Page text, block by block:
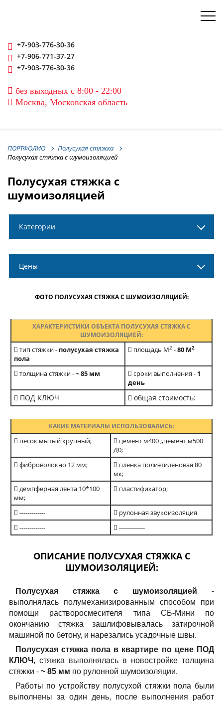
+7-903-776-30-36
+7-906-771-37-27
+7-903-776-30-36
без выходных с 8:00 - 22:00
Москва, Московская область
ПОРТФОЛИО
Полусухая стяжка
Полусухая стяжка с шумоизоляцией
Полусухая стяжка с
шумоизоляцией
Категории
Цены
ФОТО ПОЛУСУХАЯ СТЯЖКА С ШУМОИЗОЛЯЦИЕЙ:
ХАРАКТЕРИСТИКИ ОБЪЕКТА ПОЛУСУХАЯ СТЯЖКА С
ШУМОИЗОЛЯЦИЕЙ:
тип стяжки - полусухая стяжка
пола
площадь М2 -80 М2
толщина стяжки -~ 85 мм сроки выполнения - 1
день
ПОД КЛЮЧ общая стоимость:
КАКИЕ МАТЕРИАЛЫ ИСПОЛЬЗОВАЛИСЬ:
песок мытый крупный;
цемент м400 ;,цемент м500
Д0;
фиброволокно 12 мм;
пленка полиэтиленовая 80
мк;
демпферная лента 10*100
мм;
пластификатор;
-------------
рулонная звукоизоляция
-------------
-------------
ОПИСАНИЕ ПОЛУСУХАЯ СТЯЖКА С
ШУМОИЗОЛЯЦИЕЙ:
Полусухая стяжка с шумоизоляцией -
выполнялась полумеханизированным способом при
помощи растворосмесителя типа СБ-Мини по
окончанию стяжка зашлифовывалась затирочной
машиной по бетону, и нарезались усадочные швы.
Полусухая стяжка пола в квартире по цене ПОД
КЛЮЧ , стяжка выполнялась в новостройке толщина
стяжки - ~ 85 мм по рулонной шумоизоляции.
Работы по устройству полусухой стяжки пола были
выполнены за один день, после выполнения работ